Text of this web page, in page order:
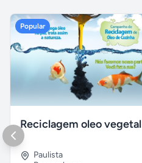
Popular
Reciclagem oleo vegetal
Paulista